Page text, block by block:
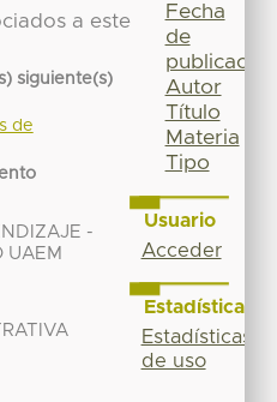
a este
siguiente(s)
de
-
UAEM
Fecha
de
publicación
Autor
Título
Materia
Tipo
Usuario
Acceder
Estadísticas
Estadísticas
de uso